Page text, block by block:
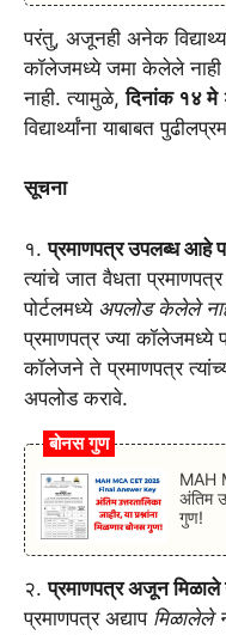
परंतु, अजूनही अनेक
कॉलेजमध्ये जमा केलेले नाही
नाही. त्यामुळे,दिनांक १४
विद्यार्थ्यांना याबाबत
सूचना
१.प्रमाणपत्र उपलब्ध आहे
त्यांचे जात वैधता प्रमाणपत्र
पोर्टलमध्ये अपलोड केलेले
प्रमाणपत्र ज्या
कॉलेजने ते प्रमाणपत्र
अपलोड करावे.
बोनस गुण
MAH
अंतिम
गुण!
२.प्रमाणपत्र अजून मिळाले
प्रमाणपत्र अद्याप मिळालेले